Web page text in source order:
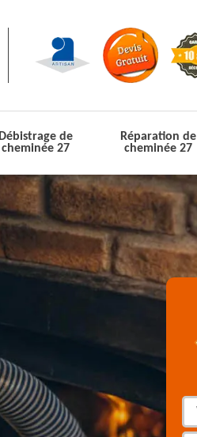
Débistrage de
cheminée 27
Réparation de
cheminée 27